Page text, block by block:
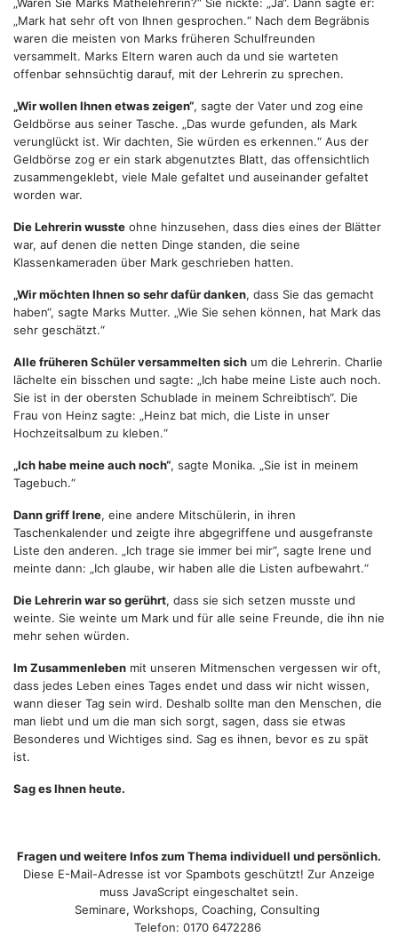
„Waren Sie Marks Mathelehrerin?“ Sie nickte: „Ja“. Dann sagte er:
„Mark hat sehr oft von Ihnen gesprochen.“ Nach dem Begräbnis
waren die meisten von Marks früheren Schulfreunden
versammelt. Marks Eltern waren auch da und sie warteten
offenbar sehnsüchtig darauf, mit der Lehrerin zu sprechen.
„Wir wollen Ihnen etwas zeigen“, sagte der Vater und zog eine
Geldbörse aus seiner Tasche. „Das wurde gefunden, als Mark
verunglückt ist. Wir dachten, Sie würden es erkennen.“ Aus der
Geldbörse zog er ein stark abgenutztes Blatt, das offensichtlich
zusammengeklebt, viele Male gefaltet und auseinander gefaltet
worden war.
Die Lehrerin wusste ohne hinzusehen, dass dies eines der Blätter
war, auf denen die netten Dinge standen, die seine
Klassenkameraden über Mark geschrieben hatten.
„Wir möchten Ihnen so sehr dafür danken, dass Sie das gemacht
haben“, sagte Marks Mutter. „Wie Sie sehen können, hat Mark das
sehr geschätzt.“
Alle früheren Schüler versammelten sich um die Lehrerin. Charlie
lächelte ein bisschen und sagte: „Ich habe meine Liste auch noch.
Sie ist in der obersten Schublade in meinem Schreibtisch“. Die
Frau von Heinz sagte: „Heinz bat mich, die Liste in unser
Hochzeitsalbum zu kleben.“
„Ich habe meine auch noch“, sagte Monika. „Sie ist in meinem
Tagebuch.“
Dann griff Irene, eine andere Mitschülerin, in ihren
Taschenkalender und zeigte ihre abgegriffene und ausgefranste
Liste den anderen. „Ich trage sie immer bei mir“, sagte Irene und
meinte dann: „Ich glaube, wir haben alle die Listen aufbewahrt.“
Die Lehrerin war so gerührt, dass sie sich setzen musste und
weinte. Sie weinte um Mark und für alle seine Freunde, die ihn nie
mehr sehen würden.
Im Zusammenleben mit unseren Mitmenschen vergessen wir oft,
dass jedes Leben eines Tages endet und dass wir nicht wissen,
wann dieser Tag sein wird. Deshalb sollte man den Menschen, die
man liebt und um die man sich sorgt, sagen, dass sie etwas
Besonderes und Wichtiges sind. Sag es ihnen, bevor es zu spät
ist.
Sag es Ihnen heute.
Fragen und weitere Infos zum Thema individuell und persönlich.
Diese E-Mail-Adresse ist vor Spambots geschützt! Zur Anzeige
muss JavaScript eingeschaltet sein.
Seminare, Workshops, Coaching, Consulting
Telefon: 0170 6472286